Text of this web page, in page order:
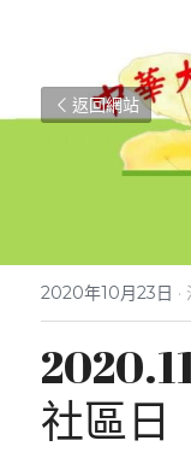
返回網站
2020年10月23日 ·
社區日